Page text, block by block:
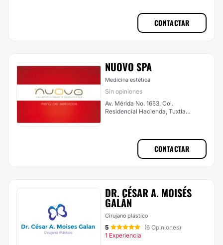
CONTACTAR
NUOVO SPA
Medicina estética
Sin opiniones
Av. Mérida No. 1653, Col.
Residencial Hacienda, Tuxtla
CONTACTAR
DR. CÉSAR A. MOISÉS
GALÁN
Cirujano plástico
5 (6 Opiniones)·
1 Experiencia